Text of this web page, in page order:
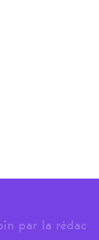
par la rédac